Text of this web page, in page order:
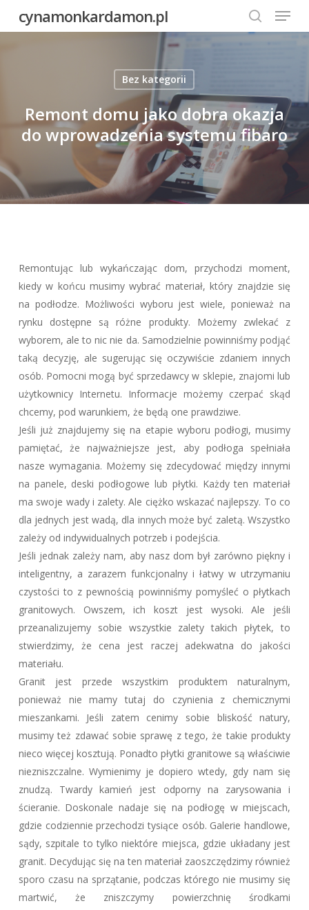
cynamonkardamon.pl
search
Menu
Bez kategorii
Remont domu jako dobra okazja
do wprowadzenia systemu fibaro
Remontując lub wykańczając dom, przychodzi moment,
kiedy w końcu musimy wybrać materiał, który znajdzie się
na podłodze. Możliwości wyboru jest wiele, ponieważ na
rynku dostępne są różne produkty. Możemy zwlekać z
wyborem, ale to nic nie da. Samodzielnie powinniśmy podjąć
taką decyzję, ale sugerując się oczywiście zdaniem innych
osób. Pomocni mogą być sprzedawcy w sklepie, znajomi lub
użytkownicy Internetu. Informacje możemy czerpać skąd
chcemy, pod warunkiem, że będą one prawdziwe.
Jeśli już znajdujemy się na etapie wyboru podłogi, musimy
pamiętać, że najważniejsze jest, aby podłoga spełniała
nasze wymagania. Możemy się zdecydować między innymi
na panele, deski podłogowe lub płytki. Każdy ten materiał
ma swoje wady i zalety. Ale ciężko wskazać najlepszy. To co
dla jednych jest wadą, dla innych może być zaletą. Wszystko
zależy od indywidualnych potrzeb i podejścia.
Jeśli jednak zależy nam, aby nasz dom był zarówno piękny i
inteligentny, a zarazem funkcjonalny i łatwy w utrzymaniu
czystości to z pewnością powinniśmy pomyśleć o płytkach
granitowych. Owszem, ich koszt jest wysoki. Ale jeśli
przeanalizujemy sobie wszystkie zalety takich płytek, to
stwierdzimy, że cena jest raczej adekwatna do jakości
materiału.
Granit jest przede wszystkim produktem naturalnym,
ponieważ nie mamy tutaj do czynienia z chemicznymi
mieszankami. Jeśli zatem cenimy sobie bliskość natury,
musimy też zdawać sobie sprawę z tego, że takie produkty
nieco więcej kosztują. Ponadto płytki granitowe są właściwie
niezniszczalne. Wymienimy je dopiero wtedy, gdy nam się
znudzą. Twardy kamień jest odporny na zarysowania i
ścieranie. Doskonale nadaje się na podłogę w miejscach,
gdzie codziennie przechodzi tysiące osób. Galerie handlowe,
sądy, szpitale to tylko niektóre miejsca, gdzie układany jest
granit. Decydując się na ten materiał zaoszczędzimy również
sporo czasu na sprzątanie, podczas którego nie musimy się
martwić, że zniszczymy powierzchnię środkami